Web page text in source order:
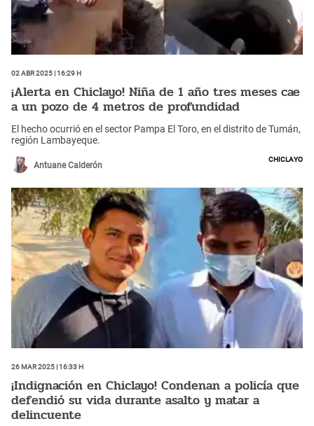
02 Abr 2025 | 16:29 h
¡Alerta en Chiclayo! Niña de 1 año tres meses cae
a un pozo de 4 metros de profundidad
El hecho ocurrió en el sector Pampa El Toro, en el distrito de Tumán,
región Lambayeque.
Antuane Calderón
Chiclayo
26 Mar 2025 | 16:33 h
¡Indignación en Chiclayo! Condenan a policía que
defendió su vida durante asalto y matar a
delincuente